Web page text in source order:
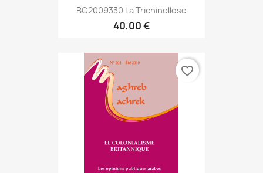
BC2009330 La Trichinellose
40,00 €
favorite_border